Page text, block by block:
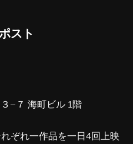
スト
−７ 海町ビル 1階
ぞれ一作品を一日4回上映